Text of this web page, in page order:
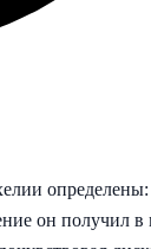
определены:
он получил в